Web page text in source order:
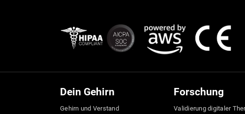
Dein Gehirn
Gehirn und Verstand
Forschung
Validierung digitaler